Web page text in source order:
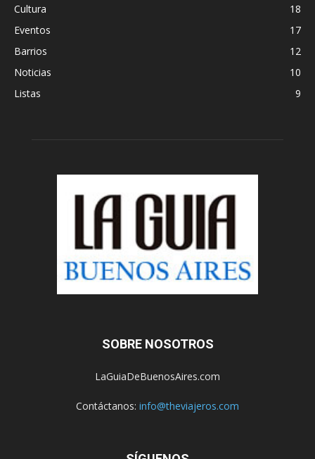
Cultura
18
Eventos
17
Barrios
12
Noticias
10
Listas
9
SOBRE NOSOTROS
LaGuiaDeBuenosAires.com
Contáctanos: info@theviajeros.com